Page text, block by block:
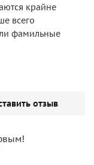
крайне
всего
фамильные
отзыв